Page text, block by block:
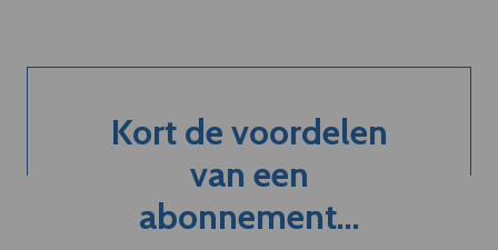
Kort de voordelen
van een
abonnement...